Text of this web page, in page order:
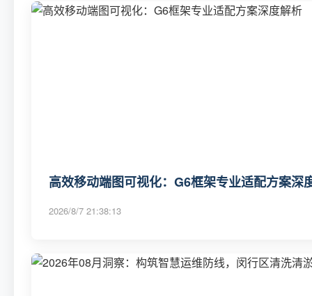
高效移动端图可视化：G6框架专业适配方案深
2026/8/7 21:38:13